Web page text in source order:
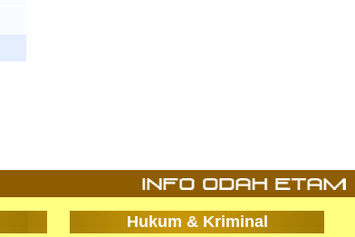
Hukum & Kriminal